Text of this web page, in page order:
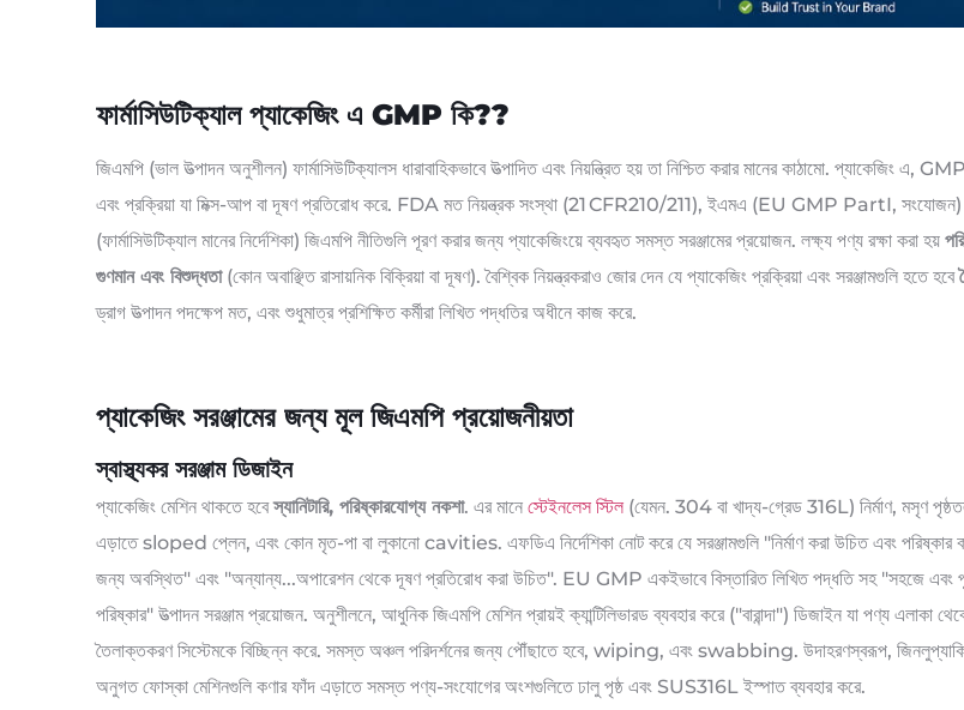
ফার্মাসিউটিক্যাল প্যাকেজিং এ GMP কি??
জিএমপি (ভাল উত্পাদন অনুশীলন) ফার্মাসিউটিক্যালস ধারাবাহিকভাবে উত্পাদিত এবং নিয়ন্ত্রিত হয় তা নিশ্চিত করার মানের কাঠামো. প্যাকেজিং এ,
এবং প্রক্রিয়া যা মিক্স-আপ বা দূষণ প্রতিরোধ করে. FDA মত নিয়ন্ত্রক সংস্থা (21 CFR210/211), ইএমএ (EU GMP PartI,
(ফার্মাসিউটিক্যাল মানের নির্দেশিকা) জিএমপি নীতিগুলি পূরণ করার জন্য প্যাকেজিংয়ে ব্যবহৃত সমস্ত সরঞ্জামের প্রয়োজন. লক্ষ্য পণ্য রক্ষা করা হয়
গুণমান এবং বিশুদ্ধতা(কোন অবাঞ্ছিত রাসায়নিক বিক্রিয়া বা দূষণ). বৈশ্বিক নিয়ন্ত্রকরাও জোর দেন যে প্যাকেজিং প্রক্রিয়া এবং সরঞ্জামগুলি হতে হবে
ড্রাগ উত্পাদন পদক্ষেপ মত, এবং শুধুমাত্র প্রশিক্ষিত কর্মীরা লিখিত পদ্ধতির অধীনে কাজ করে.
প্যাকেজিং সরঞ্জামের জন্য মূল জিএমপি প্রয়োজনীয়তা
স্বাস্থ্যকর সরঞ্জাম ডিজাইন
প্যাকেজিং মেশিন থাকতে হবেস্যানিটারি, পরিষ্কারযোগ্য নকশা. এর মানে স্টেইনলেস স্টিল (যেমন. 304 বা খাদ্য-গ্রেড 316L) নির্মাণ, মসৃণ
এড়াতে sloped প্লেন, এবং কোন মৃত-পা বা লুকানো cavities. এফডিএ নির্দেশিকা নোট করে যে সরঞ্জামগুলি "নির্মাণ করা উচিত এবং পরিষ্কার
জন্য অবস্থিত" এবং "অন্যান্য...অপারেশন থেকে দূষণ প্রতিরোধ করা উচিত". EU GMP একইভাবে বিস্তারিত লিখিত পদ্ধতি সহ "সহজে এবং
পরিষ্কার" উত্পাদন সরঞ্জাম প্রয়োজন. অনুশীলনে, আধুনিক জিএমপি মেশিন প্রায়ই ক্যান্টিলিভারড ব্যবহার করে ("বারান্দা") ডিজাইন যা পণ্য এলাকা
তৈলাক্তকরণ সিস্টেমকে বিচ্ছিন্ন করে. সমস্ত অঞ্চল পরিদর্শনের জন্য পৌঁছাতে হবে, wiping, এবং swabbing. উদাহরণস্বরূপ,
অনুগত ফোস্কা মেশিনগুলি কণার ফাঁদ এড়াতে সমস্ত পণ্য-সংযোগের অংশগুলিতে ঢালু পৃষ্ঠ এবং SUS316L ইস্পাত ব্যবহার করে.